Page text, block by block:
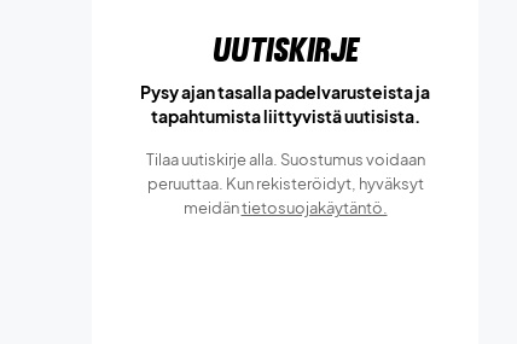
Uutiskirje
Pysy ajan tasalla padelvarusteista ja
tapahtumista liittyvistä uutisista.
Tilaa uutiskirje alla. Suostumus voidaan
peruuttaa. Kun rekisteröidyt, hyväksyt
meidäntietosuojakäytäntö.